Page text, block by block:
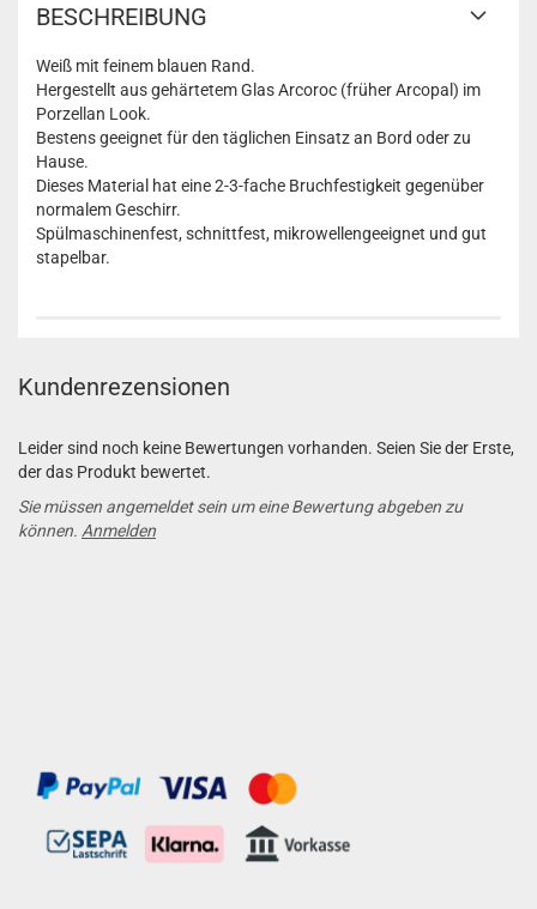
BESCHREIBUNG
Weiß mit feinem blauen Rand.
Hergestellt aus gehärtetem Glas Arcoroc (früher Arcopal) im
Porzellan Look.
Bestens geeignet für den täglichen Einsatz an Bord oder zu
Hause.
Dieses Material hat eine 2-3-fache Bruchfestigkeit gegenüber
normalem Geschirr.
Spülmaschinenfest, schnittfest, mikrowellengeeignet und gut
stapelbar.
Kundenrezensionen
Leider sind noch keine Bewertungen vorhanden. Seien Sie der Erste,
der das Produkt bewertet.
Sie müssen angemeldet sein um eine Bewertung abgeben zu
können. Anmelden